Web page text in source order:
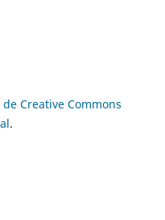
Creative Commons
.